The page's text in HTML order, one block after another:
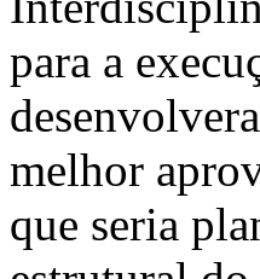
para a
melhor
que seria